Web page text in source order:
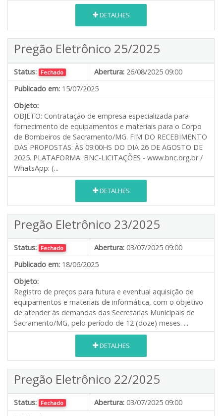
DETALHES
Pregão Eletrônico 25/2025
Status: Fechado Abertura: 26/08/2025 09:00
Publicado em: 15/07/2025
Objeto:
OBJETO: Contratação de empresa especializada para
fornecimento de equipamentos e materiais para o Corpo
de Bombeiros de Sacramento/MG. FIM DO RECEBIMENTO
DAS PROPOSTAS: ÀS 09:00HS DO DIA 26 DE AGOSTO DE
2025. PLATAFORMA: BNC-LICITAÇÕES - www.bnc.org.br /
WhatsApp: (...
DETALHES
Pregão Eletrônico 23/2025
Status: Fechado Abertura: 03/07/2025 09:00
Publicado em: 18/06/2025
Objeto:
Registro de preços para futura e eventual aquisição de
equipamentos e materiais de informática, com o objetivo
de atender às demandas das Secretarias Municipais de
Sacramento/MG, pelo período de 12 (doze) meses. ...
DETALHES
Pregão Eletrônico 22/2025
Status: Fechado Abertura: 03/07/2025 09:00